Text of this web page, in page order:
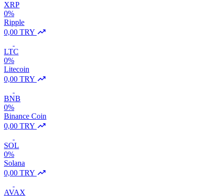
XRP
0%
Ripple
0,00 TRY
LTC
0%
Litecoin
0,00 TRY
BNB
0%
Binance Coin
0,00 TRY
SOL
0%
Solana
0,00 TRY
AVAX